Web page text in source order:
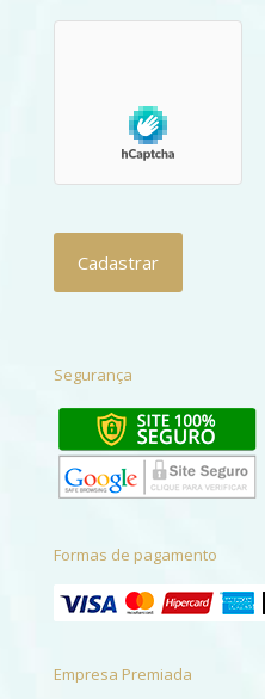
Segurança
Formas de pagamento
Empresa Premiada